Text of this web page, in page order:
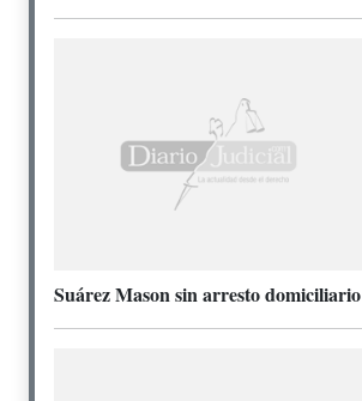
Suárez Mason sin arresto domiciliario